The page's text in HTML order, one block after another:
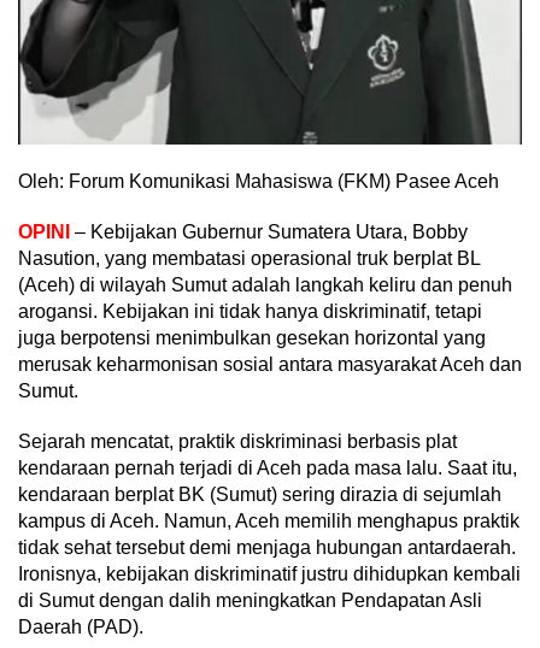
Oleh: Forum Komunikasi Mahasiswa (FKM) Pasee Aceh
OPINI
– Kebijakan Gubernur Sumatera Utara, Bobby
Nasution, yang membatasi operasional truk berplat BL
(Aceh) di wilayah Sumut adalah langkah keliru dan penuh
arogansi. Kebijakan ini tidak hanya diskriminatif, tetapi
juga berpotensi menimbulkan gesekan horizontal yang
merusak keharmonisan sosial antara masyarakat Aceh dan
Sumut.
Sejarah mencatat, praktik diskriminasi berbasis plat
kendaraan pernah terjadi di Aceh pada masa lalu. Saat itu,
kendaraan berplat BK (Sumut) sering dirazia di sejumlah
kampus di Aceh. Namun, Aceh memilih menghapus praktik
tidak sehat tersebut demi menjaga hubungan antardaerah.
Ironisnya, kebijakan diskriminatif justru dihidupkan kembali
di Sumut dengan dalih meningkatkan Pendapatan Asli
Daerah (PAD).